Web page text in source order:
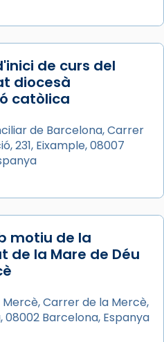
Juliana i
i màrtirs.
de sant Cugat, a
sorgeix la tradició
(“relatiu a Júlia”) i
a Semprònia =
seves. I l’any 1667, el
afirma en una obra
de curs del
diocesà
catòlica
de Barcelona, Carrer
231, Eixample, 08007
motiu de la
de la Mare de Déu
Mercè, Carrer de la Mercè,
08002 Barcelona, Espanya